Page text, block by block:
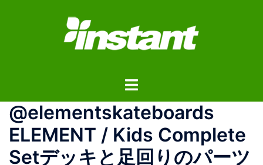
ス
ト
ル
メ
ニ
ュ
@elementskateboards
ELEMENT / Kids Complete
Setデッキと足回りのパーツ